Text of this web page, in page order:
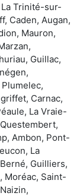
Trinité-sur-
Caden, Augan,
Mauron,
Guillac,
Carnac,
La Vraie-
Ambon, Pont-
La
Guilliers,
Moréac, Saint-